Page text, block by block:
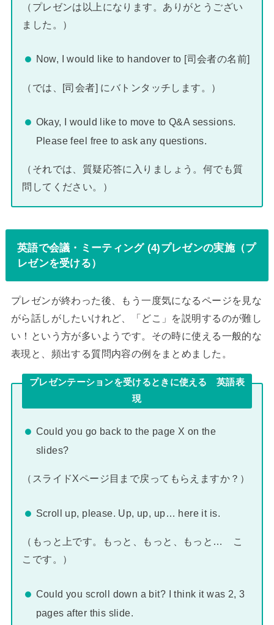
（プレゼンは以上になります。ありがとうござい
ました。）
Now, I would like to handover to [司会者の名前]
（では、[司会者] にバトンタッチします。）
Okay, I would like to move to Q&A sessions.
Please feel free to ask any questions.
（それでは、質疑応答に入りましょう。何でも質
問してください。）
英語で会議・ミーティング (4)プレゼンの実施（プ
レゼンを受ける）
プレゼンが終わった後、もう一度気になるページを見な
がら話しがしたいけれど、「どこ」を説明するのが難し
い！という方が多いようです。その時に使える一般的な
表現と、頻出する質問内容の例をまとめました。
プレゼンテーションを受けるときに使える 英語表
現
Could you go back to the page X on the
slides?
（スライドXページ目まで戻ってもらえますか？）
Scroll up, please. Up, up, up… here it is.
（もっと上です。もっと、もっと、もっと… こ
こです。）
Could you scroll down a bit? I think it was 2, 3
pages after this slide.